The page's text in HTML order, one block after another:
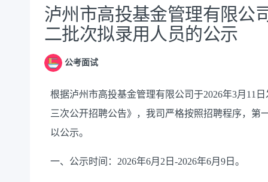
公告正文
泸州市高投基金管理有限公
二批次拟录用人员的公示
公考面试
根据泸州市高投基金管理有限公司于2026年3月 11
三次公开招聘公告》，我司严格按照招聘程序， 第
以公示。
一、 公示时间 ： 2026年6月 2 日 -2026年6月 9 日。